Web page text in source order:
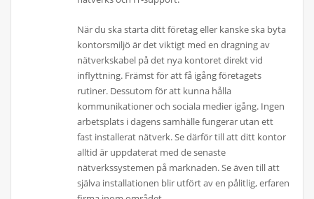
När du ska starta ditt företag eller kanske ska byta
kontorsmiljö är det viktigt med en dragning av
nätverkskabel på det nya kontoret direkt vid
inflyttning. Främst för att få igång företagets
rutiner. Dessutom för att kunna hålla
kommunikationer och sociala medier igång. Ingen
arbetsplats i dagens samhälle fungerar utan ett
fast installerat nätverk. Se därför till att ditt kontor
alltid är uppdaterat med de senaste
nätverkssystemen på marknaden. Se även till att
själva installationen blir utfört av en pålitlig, erfaren